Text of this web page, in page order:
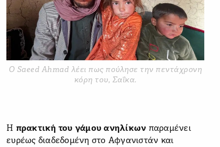
Ο Saeed Ahmad λέει πως πούλησε την πεντάχρονη
κόρη του, Σαΐκα.
Η πρακτική του γάμου ανηλίκων παραμένει
ευρέως διαδεδομένη στο Αφγανιστάν και